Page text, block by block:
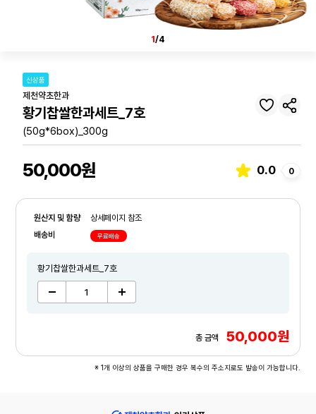
1/4
신상품
제천약초한과
황기찹쌀한과세트_7호
(50g*6box)_300g
50,000원 0.0 0
원산지 및 함량
상세페이지 참조
배송비
무료배송
황기찹쌀한과세트_7호
총 금액 50,000원
※ 1개 이상의 상품을 구매한 경우 복수의 주소지로도 발송이 가능합니다.